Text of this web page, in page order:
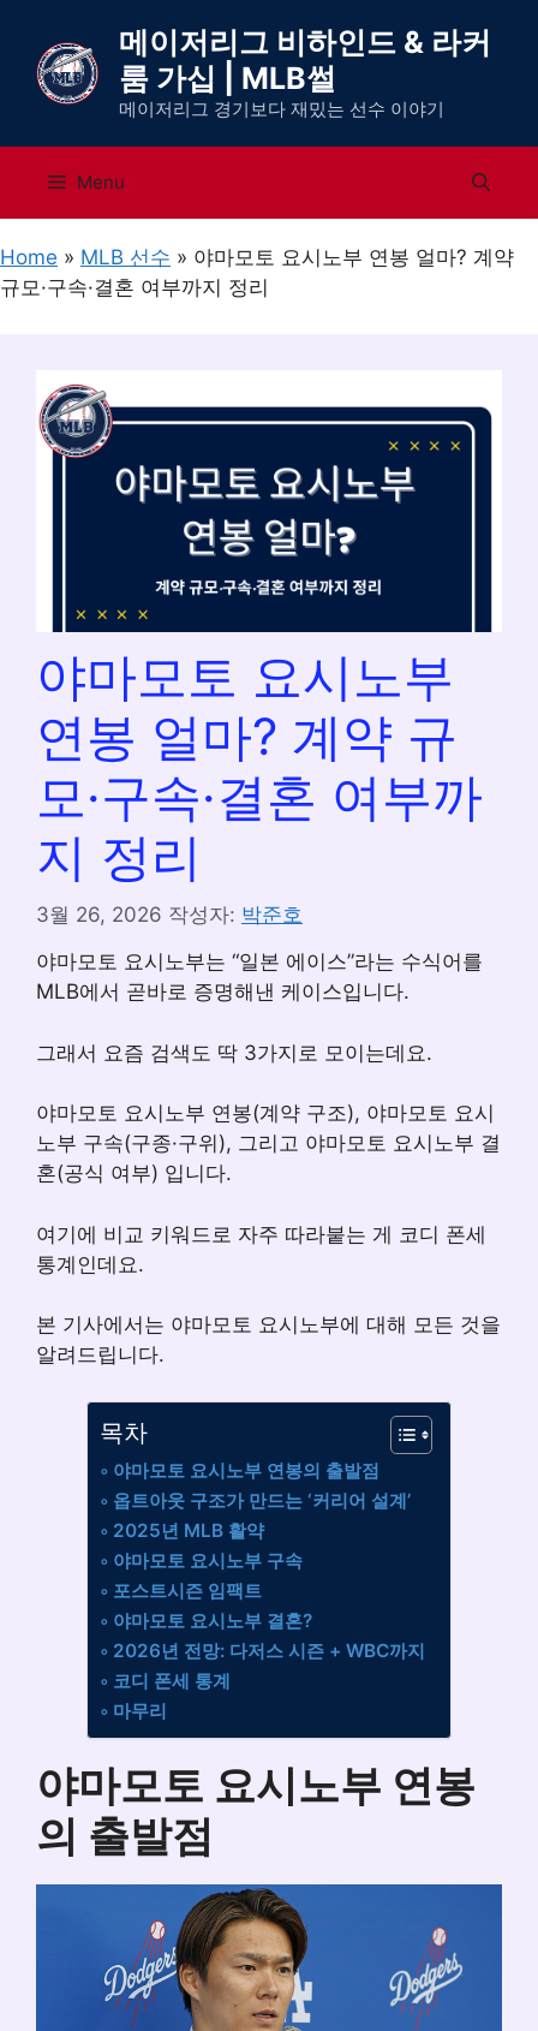
기
메이저리그 비하인드 & 라커
룸 가십 | MLB썰
메이저리그 경기보다 재밌는 선수 이야기
Menu
Home » MLB 선수 » 야마모토 요시노부 연봉 얼마? 계약
규모·구속·결혼 여부까지 정리
야마모토 요시노부
연봉 얼마? 계약 규
모·구속·결혼 여부까
지 정리
3월 26, 2026 작성자: 박준호
야마모토 요시노부는 “일본 에이스”라는 수식어를
MLB에서 곧바로 증명해낸 케이스입니다.
그래서 요즘 검색도 딱 3가지로 모이는데요.
야마모토 요시노부 연봉(계약 구조), 야마모토 요시
노부 구속(구종·구위), 그리고 야마모토 요시노부 결
혼(공식 여부) 입니다.
여기에 비교 키워드로 자주 따라붙는 게 코디 폰세
통계인데요.
본 기사에서는 야마모토 요시노부에 대해 모든 것을
알려드립니다.
목차
야마모토 요시노부 연봉의 출발점
옵트아웃 구조가 만드는 ‘커리어 설계’
2025년 MLB 활약
야마모토 요시노부 구속
포스트시즌 임팩트
야마모토 요시노부 결혼?
2026년 전망: 다저스 시즌 + WBC까지
코디 폰세 통계
마무리
야마모토 요시노부 연봉
의 출발점